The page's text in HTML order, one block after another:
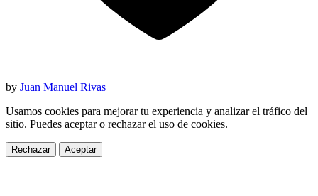
by Juan Manuel Rivas
Usamos cookies para mejorar tu experiencia y analizar el tráfico del
sitio. Puedes aceptar o rechazar el uso de cookies.
Rechazar Aceptar